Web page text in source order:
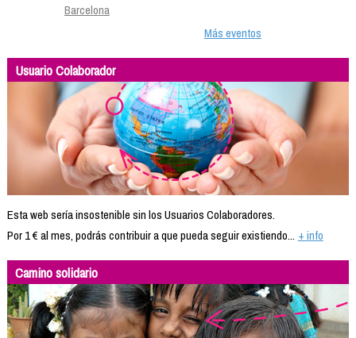
Barcelona
Más eventos
Usuario Colaborador
Esta web sería insostenible sin los Usuarios Colaboradores.
Por 1 € al mes, podrás contribuir a que pueda seguir existiendo... + info
Camino solidario